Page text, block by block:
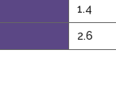
1.4
2.6